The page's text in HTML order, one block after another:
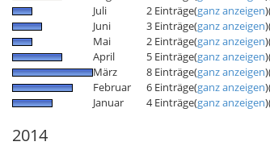
Juli
2 Einträge(ganz anzeigen)
Juni
3 Einträge(ganz anzeigen)
Mai
2 Einträge(ganz anzeigen)
April
5 Einträge(ganz anzeigen)
März
8 Einträge(ganz anzeigen)
Februar
6 Einträge(ganz anzeigen)
Januar
4 Einträge(ganz anzeigen)
2014